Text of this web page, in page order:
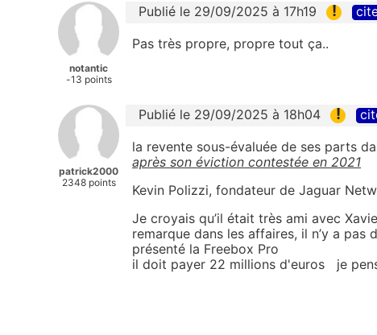
notantic
-13 points
Publié le 29/09/2025 à 17h19 !
Pas très propre, propre tout ça..
patrick2000
2348 points
Publié le 29/09/2025 à 18h04 !
la revente sous-évaluée de ses parts
après son éviction contestée en 2021
Kevin Polizzi, fondateur de Jaguar
Je croyais qu’il était très ami avec
remarque dans les affaires, il n’y a pas
présenté la Freebox Pro
il doit payer 22 millions d'euros je